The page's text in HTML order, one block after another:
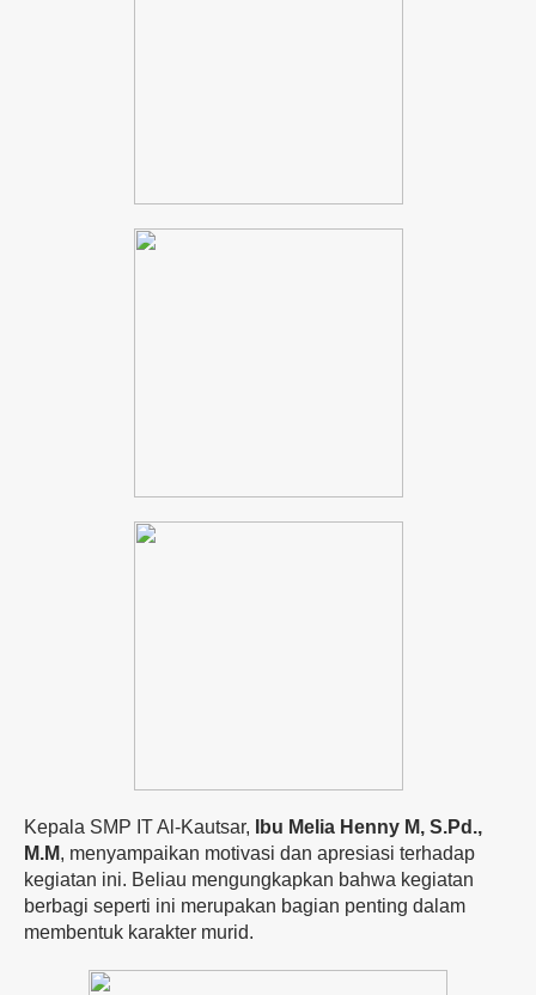
Kepala SMP IT Al-Kautsar,
Ibu Melia Henny M, S.Pd.,
M.M, menyampaikan motivasi dan apresiasi terhadap
kegiatan ini. Beliau mengungkapkan bahwa kegiatan
berbagi seperti ini merupakan bagian penting dalam
membentuk karakter murid.